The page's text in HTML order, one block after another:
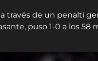
través de un penalti
puso 1-0 a los